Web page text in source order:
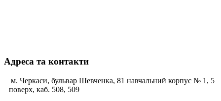
Адреса та контакти
м. Черкаси, бульвар Шевченка, 81 навчальний корпус № 1, 5
поверх, каб. 508, 509